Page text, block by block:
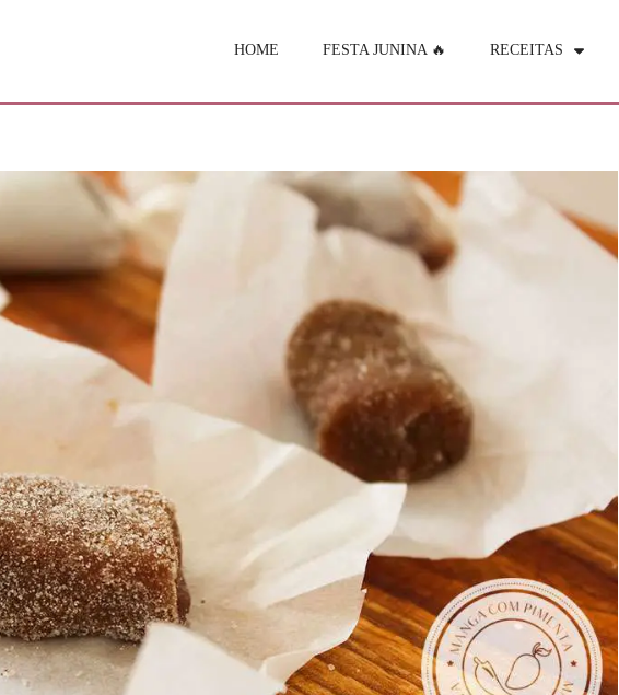
HOME FESTA JUNINA 🔥 RECEITAS